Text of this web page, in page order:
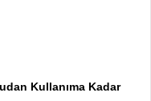
Kullanıma Kadar